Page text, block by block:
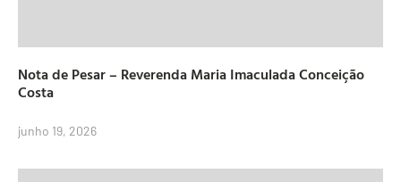
Nota de Pesar – Reverenda Maria Imaculada Conceição
Costa
junho 19, 2026